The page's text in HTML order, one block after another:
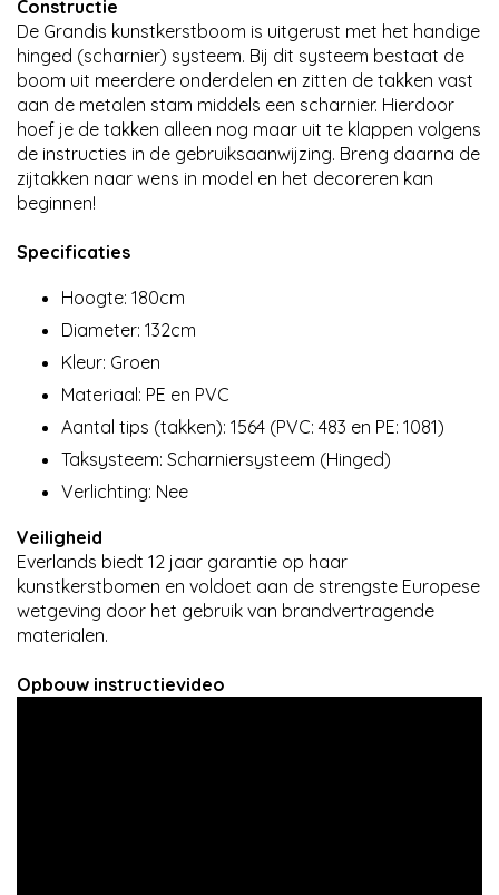
Constructie
De Grandis kunstkerstboom is uitgerust met het handige
hinged (scharnier) systeem. Bij dit systeem bestaat de
boom uit meerdere onderdelen en zitten de takken vast
aan de metalen stam middels een scharnier. Hierdoor
hoef je de takken alleen nog maar uit te klappen volgens
de instructies in de gebruiksaanwijzing. Breng daarna de
zijtakken naar wens in model en het decoreren kan
beginnen!
Specificaties
Hoogte: 180cm
Diameter: 132cm
Kleur: Groen
Materiaal: PE en PVC
Aantal tips (takken): 1564 (PVC: 483 en PE: 1081)
Taksysteem: Scharniersysteem (Hinged)
Verlichting: Nee
Veiligheid
Everlands biedt 12 jaar garantie op haar
kunstkerstbomen en voldoet aan de strengste Europese
wetgeving door het gebruik van brandvertragende
materialen.
Opbouw instructievideo